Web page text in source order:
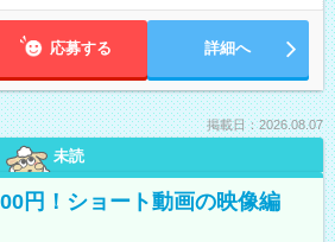
応募する 詳細へ
掲載日：2026.08.07
未読
円！ショート動画の映像編